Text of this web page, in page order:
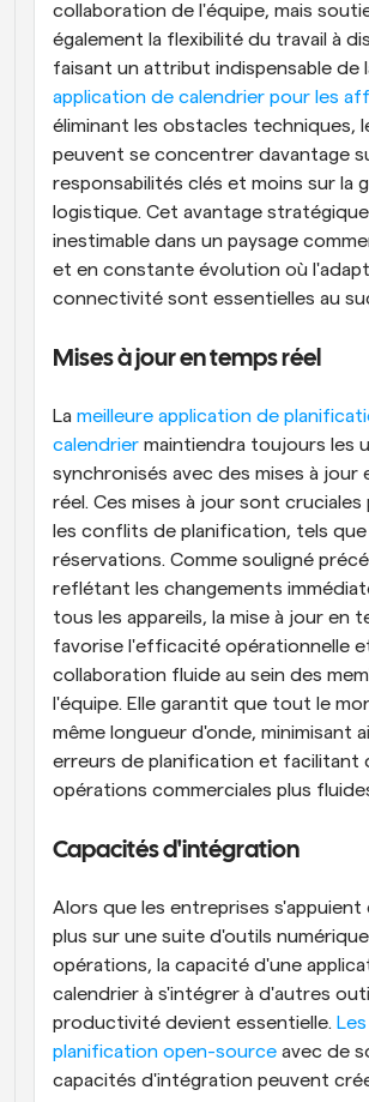
collaboration de l'équipe, mais
également la flexibilité du travail à
faisant un attribut indispensable de
application de calendrier pour les
éliminant les obstacles techniques,
peuvent se concentrer davantage
responsabilités clés et moins sur la
logistique. Cet avantage
inestimable dans un paysage
et en constante évolution où
connectivité sont essentielles au
Mises à jour en temps réel
La meilleure application de
calendrier maintiendra toujours les
synchronisés avec des mises à jour
réel. Ces mises à jour sont
les conflits de planification, tels
réservations. Comme souligné
reflétant les changements
tous les appareils, la mise à jour en
favorise l'efficacité opérationnelle
collaboration fluide au sein des
l'équipe. Elle garantit que tout le
même longueur d'onde, minimisant
erreurs de planification et facilitant
opérations commerciales plus
Capacités d'intégration
Alors que les entreprises s'appuient
plus sur une suite d'outils
opérations, la capacité d'une
calendrier à s'intégrer à d'autres
productivité devient essentielle.
planification open-source avec de
capacités d'intégration peuvent